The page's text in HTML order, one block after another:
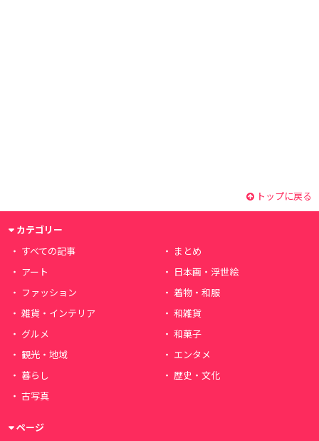
トップに戻る
カテゴリー
すべての記事
まとめ
アート
日本画・浮世絵
ファッション
着物・和服
雑貨・インテリア
和雑貨
グルメ
和菓子
観光・地域
エンタメ
暮らし
歴史・文化
古写真
ページ